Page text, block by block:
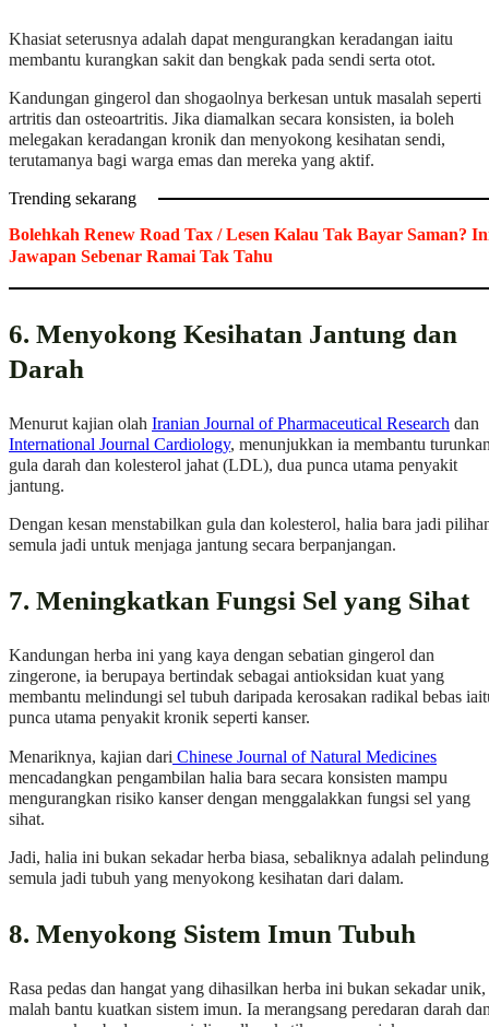
Khasiat seterusnya adalah dapat mengurangkan keradangan iaitu
membantu kurangkan sakit dan bengkak pada sendi serta otot.
Kandungan gingerol dan shogaolnya berkesan untuk masalah seperti
artritis dan osteoartritis. Jika diamalkan secara konsisten, ia boleh
melegakan keradangan kronik dan menyokong kesihatan sendi,
terutamanya bagi warga emas dan mereka yang aktif.
Trending sekarang
Bolehkah Renew Road Tax / Lesen Kalau Tak Bayar Saman?
Jawapan Sebenar Ramai Tak Tahu
6. Menyokong Kesihatan Jantung dan
Darah
Menurut kajian olah Iranian Journal of Pharmaceutical Research dan
International Journal Cardiology, menunjukkan ia membantu
gula darah dan kolesterol jahat (LDL), dua punca utama penyakit
jantung.
Dengan kesan menstabilkan gula dan kolesterol, halia bara jadi
semula jadi untuk menjaga jantung secara berpanjangan.
7. Meningkatkan Fungsi Sel yang Sihat
Kandungan herba ini yang kaya dengan sebatian gingerol dan
zingerone, ia berupaya bertindak sebagai antioksidan kuat yang
membantu melindungi sel tubuh daripada kerosakan radikal bebas
punca utama penyakit kronik seperti kanser.
Menariknya, kajian dari Chinese Journal of Natural Medicines
mencadangkan pengambilan halia bara secara konsisten mampu
mengurangkan risiko kanser dengan menggalakkan fungsi sel yang
sihat.
Jadi, halia ini bukan sekadar herba biasa, sebaliknya adalah pelindung
semula jadi tubuh yang menyokong kesihatan dari dalam.
8. Menyokong Sistem Imun Tubuh
Rasa pedas dan hangat yang dihasilkan herba ini bukan sekadar unik,
malah bantu kuatkan sistem imun. Ia merangsang peredaran darah